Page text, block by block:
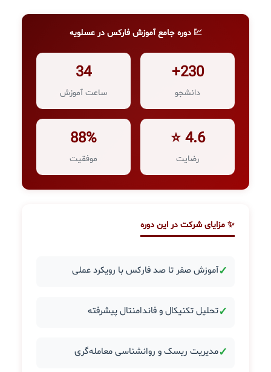
💹 دوره جامع آموزش فارکس در عسلویه
230+
دانشجو
34
ساعت آموزش
4.6 ⭐
رضایت
88%
موفقیت
✨ مزایای شرکت در این دوره
✓آموزش صفر تا صد فارکس با رویکرد عملی
✓تحلیل تکنیکال و فاندامنتال پیشرفته
✓مدیریت ریسک و روانشناسی معامله‌گری